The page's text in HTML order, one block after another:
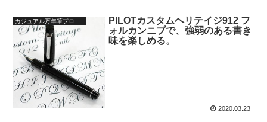
PILOTカスタムヘリテイジ912 フ
ォルカンニブで、強弱のある書き
味を楽しめる。
2020.03.23